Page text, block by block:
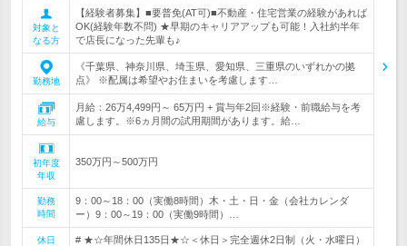
対象と
なる方
【経験者募集】■要普免(AT可)■不動産・住宅営業の経験があれば
OK(経験年数不問) ★早期のキャリアアップも可能！入社約半年
で店長になった先輩も♪
勤務地
《千葉県、神奈川県、埼玉県、愛知県、三重県のいずれかの拠
点》 ※配属は希望やお住まいを考慮します…
給与
月給：26万4,499円～ 65万円 + 賞与年2回※経験・前職給与を考
慮します。※6ヵ月間の試用期間があります。給…
初年度
年収
350万円～500万円
勤務
時間
9：00～18：00（実働8時間）木・土・日・金（会社カレンダ
ー）9：00～19：00（実働9時間）…
休日
# ★☆年間休日135日★☆＜休日＞完全週休2日制（火・水曜日）